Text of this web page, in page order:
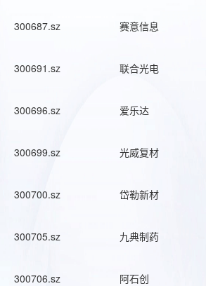
300687.sz 赛意信息
300691.sz 联合光电
300696.sz 爱乐达
300699.sz 光威复材
300700.sz 岱勒新材
300705.sz 九典制药
300706.sz 阿石创